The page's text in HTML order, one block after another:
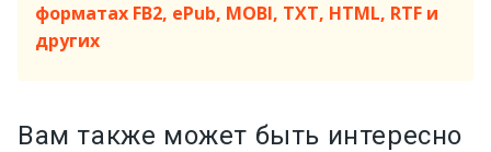
форматах FB2, ePub, MOBI, TXT, HTML, RTF и
других
Вам также может быть интересно